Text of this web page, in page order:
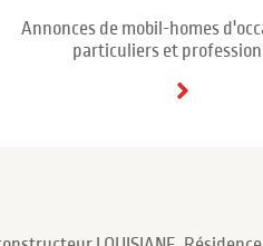
Annonces de mobil-homes
particuliers et